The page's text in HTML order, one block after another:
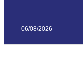
06/08/2026